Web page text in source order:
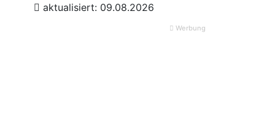
aktualisiert: 09.08.2026
Werbung